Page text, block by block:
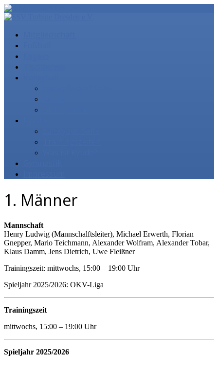
1. Männer
Mannschaft
Henry Ludwig (Mannschalftsleiter), Michael Erwerth, Florian
Gnepper, Mario Teichmann, Alexander Wolfram, Alexander Tobar,
Klaus Damm, Jens Dietrich, Uwe Fleißner
Trainingszeit: mittwochs, 15:00 – 19:00 Uhr
Spieljahr 2025/2026: OKV-Liga
Trainingszeit
mittwochs, 15:00 – 19:00 Uhr
Spieljahr 2025/2026